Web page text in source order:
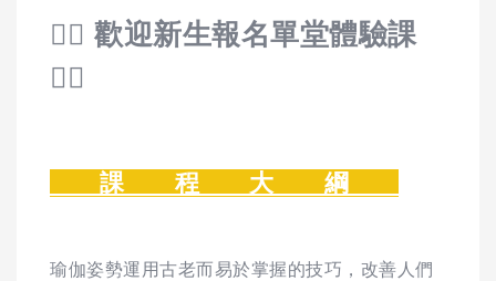
🙋‍♀️ 歡迎新生報名單堂體驗課
🙋‍♀️
課 程 大 綱
瑜伽姿勢運用古老而易於掌握的技巧，改善人們